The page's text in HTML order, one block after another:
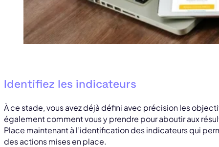
Identifiez les indicateurs
À ce stade, vous avez déjà défini avec précision les
également comment vous y prendre pour aboutir aux
Place maintenant à l’identification des indicateurs qui
des actions mises en place.